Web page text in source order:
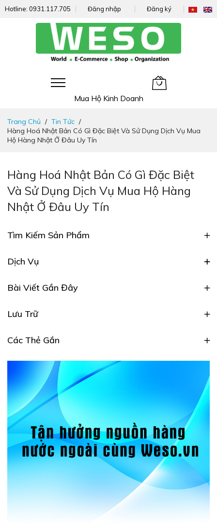
Hotline: 0931.117.705 Đăng nhập Đăng ký
Mua Hộ Kinh Doanh
nhanh
đến
nội
Trang Chủ
Tin Tức
Hàng Hoá Nhật Bản Có Gì Đặc Biệt Và Sử Dụng Dịch Vụ Mua
Hộ Hàng Nhật Ở Đâu Uy Tín
Hàng Hoá Nhật Bản Có Gì Đặc Biệt
Và Sử Dụng Dịch Vụ Mua Hộ Hàng
Nhật Ở Đâu Uy Tín
Tìm Kiếm Sản Phẩm
Dịch Vụ
Bài Viết Gần Đây
Lưu Trữ
Các Thẻ Gắn